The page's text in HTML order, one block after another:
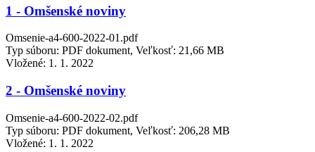
1 - Omšenské noviny
Omsenie-a4-600-2022-01.pdf
Typ súboru: PDF dokument, Veľkosť: 21,66 MB
Vložené: 1. 1. 2022
2 - Omšenské noviny
Omsenie-a4-600-2022-02.pdf
Typ súboru: PDF dokument, Veľkosť: 206,28 MB
Vložené: 1. 1. 2022